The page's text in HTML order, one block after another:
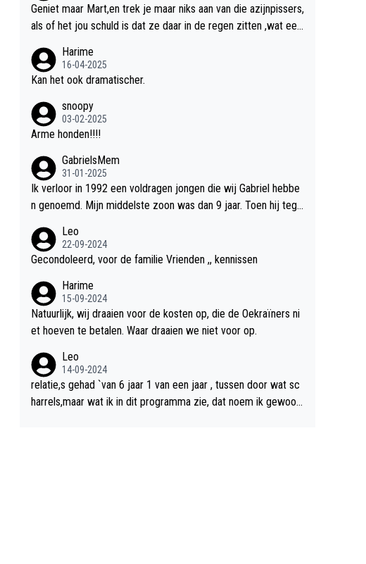
Geniet maar Mart,en trek je maar niks aan van die azijnpissers,
als of het jou schuld is dat ze daar in de regen zitten ,wat een
Harime
16-04-2025
Kan het ook dramatischer.
snoopy
03-02-2025
Arme honden!!!!
GabrielsMem
31-01-2025
Ik verloor in 1992 een voldragen jongen die wij Gabriel hebbe
n genoemd. Mijn middelste zoon was dan 9 jaar. Toen hij tege
Bob verteld in Groningen. Ik gun Anouk en Douwe Bob hun rou
w verdriet en als ervaringsdeskundige heb ik zeker begrip hier
evens duidelijk overeenkomend met mijn gezins verlies in 199
2 een soort ready-made lied geschreven, geproduceerd en o
p de radio te beluisteren zijn binnen 12 dagen na het verlies v
an Anouk en Douwe Bob's zoon. Wij hadden zeker geen com
merciële energie gehad zo snel na ons verlies zoiets te onder
nemen en alle ouders van overleden kinderen dat ik ken hadde
n dit ook niet kunnen bewerkstelligen. Wij voelen nu dat ons aa
n DB vertelde geschiedenis door mijn autistische tiener zoon
Leo
22-09-2024
Gecondoleerd, voor de familie Vrienden ,, kennissen
Harime
15-09-2024
Natuurlijk, wij draaien voor de kosten op, die de Oekraïners ni
et hoeven te betalen. Waar draaien we niet voor op.
Leo
14-09-2024
relatie,s gehad `van 6 jaar 1 van een jaar , tussen door wat sc
harrels,maar wat ik in dit programma zie, dat noem ik gewoon